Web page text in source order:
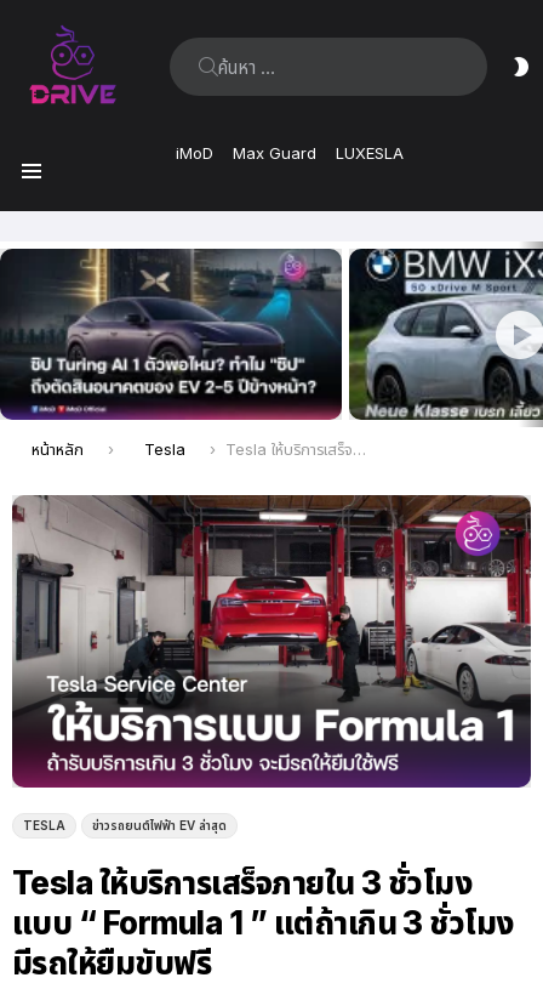
ค้นหา:
iMoD Max Guard LUXESLA
ล่าสุด
คุณอยู่ที่นี่:
หน้าหลัก Tesla Tesla ให้บริการเสร็จภายใน 3 ชั่วโมง แบบ “ Formula 1 ” แต่ถ้าเกิน 3 ชั่วโมง มีรถให้ยืมขับฟรี
TESLA ข่าวรถยนต์ไฟฟ้า EV ล่าสุด
Tesla ให้บริการเสร็จภายใน 3 ชั่วโมง
แบบ “ Formula 1 ” แต่ถ้าเกิน 3 ชั่วโมง
มีรถให้ยืมขับฟรี